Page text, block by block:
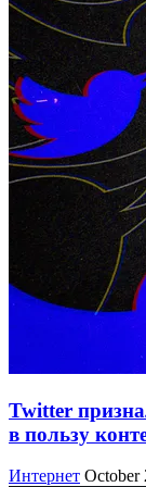
Twitter
в пользу
Интернет October